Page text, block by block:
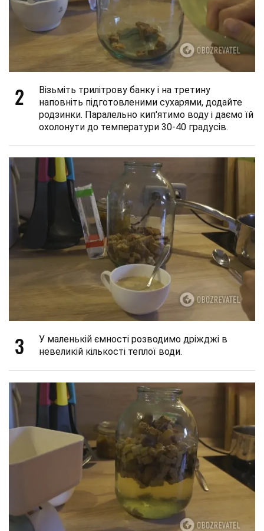
2
Візьміть трилітрову банку і на третину
наповніть підготовленими сухарями, додайте
родзинки. Паралельно кип'ятимо воду і даємо їй
охолонути до температури 30-40 градусів.
3
У маленькій ємності розводимо дріжджі в
невеликій кількості теплої води.